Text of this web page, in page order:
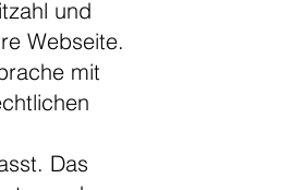
und
Webseite.
mit
Das